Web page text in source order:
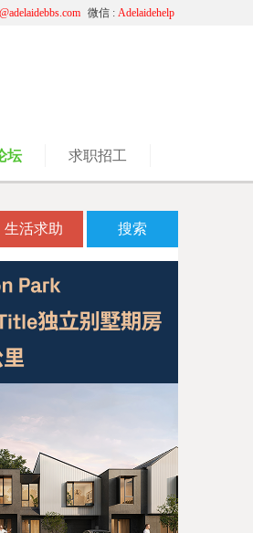
微信 : Adelaidehelp
坛 求职招工
生活求助 搜索